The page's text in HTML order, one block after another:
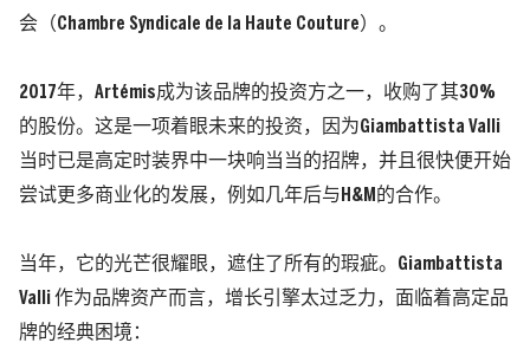
会 （Chambre Syndicale de la Haute Couture） 。
2017年，Artémis成为该品牌的投资方之一，收购了其30%
的股份。这是一项着眼未来的投资，因为Giambattista Valli
当时已是高定时装界中一块响当当的招牌，并且很快便开始
尝试更多商业化的发展，例如几年后与 H&M 的合作。
当年，它的光芒很耀眼，遮住了所有的瑕疵。Giambattista
Valli 作为品牌资产而言，增长引擎太过乏力，面临着高定品
牌的经典困境：